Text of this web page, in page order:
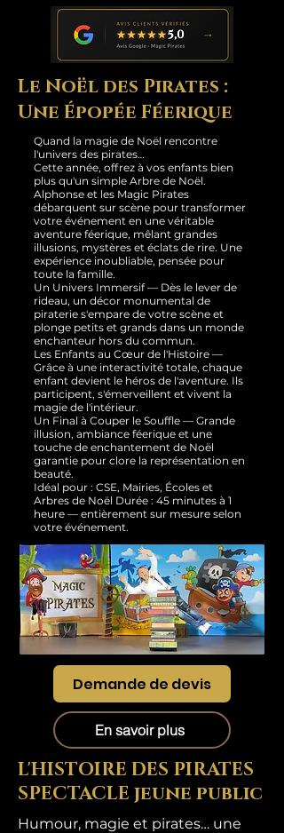
Le Noël des Pirates :
Une Épopée Féerique
Quand la magie de Noël rencontre
l'univers des pirates…
Cette année, offrez à vos enfants bien
plus qu'un simple Arbre de Noël.
Alphonse et les Magic Pirates
débarquent sur scène pour transformer
votre événement en une véritable
aventure féerique, mêlant grandes
illusions, mystères et éclats de rire. Une
expérience inoubliable, pensée pour
toute la famille.
Un Univers Immersif — Dès le lever de
rideau, un décor monumental de
piraterie s'empare de votre scène et
plonge petits et grands dans un monde
enchanteur hors du commun.
Les Enfants au Cœur de l'Histoire —
Grâce à une interactivité totale, chaque
enfant devient le héros de l'aventure. Ils
participent, s'émerveillent et vivent la
magie de l'intérieur.
Un Final à Couper le Souffle — Grande
illusion, ambiance féerique et une
touche de enchantement de Noël
garantie pour clore la représentation en
beauté.
Idéal pour : CSE, Mairies, Écoles et
Arbres de Noël Durée : 45 minutes à 1
heure — entièrement sur mesure selon
votre événement.
Demande de devis
En savoir plus
L'HISTOIRE DES PIRATES
SPECTACLE jeune public
Humour, magie et pirates… une